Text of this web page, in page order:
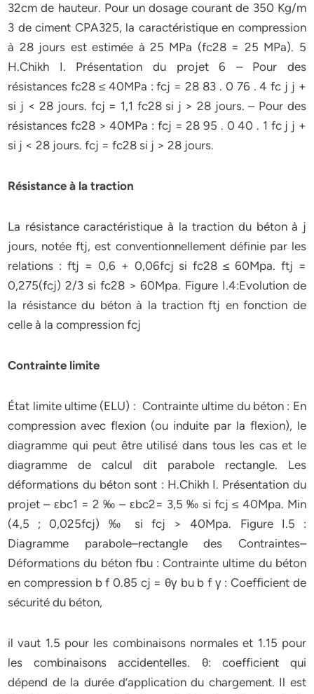
32cm de hauteur. Pour un dosage courant de 350 Kg/m
3 de ciment CPA325, la caractéristique en compression
à 28 jours est estimée à 25 MPa (fc28 = 25 MPa). 5
H.Chikh I. Présentation du projet 6 – Pour des
résistances fc28 ≤ 40MPa : fcj = 28 83 . 0 76 . 4 fc j j +
si j < 28 jours. fcj = 1,1 fc28 si j > 28 jours. – Pour des
résistances fc28 > 40MPa : fcj = 28 95 . 0 40 . 1 fc j j +
si j < 28 jours. fcj = fc28 si j > 28 jours.
Résistance à la traction
La résistance caractéristique à la traction du béton à j
jours, notée ftj, est conventionnellement définie par les
relations : ftj = 0,6 + 0,06fcj si fc28 ≤ 60Mpa. ftj =
0,275(fcj) 2/3 si fc28 > 60Mpa. Figure I.4:Evolution de
la résistance du béton à la traction ftj en fonction de
celle à la compression fcj
Contrainte limite
État limite ultime (ELU) : Contrainte ultime du béton : En
compression avec flexion (ou induite par la flexion), le
diagramme qui peut être utilisé dans tous les cas et le
diagramme de calcul dit parabole rectangle. Les
déformations du béton sont : H.Chikh I. Présentation du
projet – εbc1 = 2 ‰ – εbc2= 3,5 ‰ si fcj ≤ 40Mpa. Min
(4,5 ; 0,025fcj) ‰ si fcj > 40Mpa. Figure I.5 :
Diagramme parabole–rectangle des Contraintes–
Déformations du béton fbu : Contrainte ultime du béton
en compression b f 0.85 cj = θγ bu b f γ : Coefficient de
sécurité du béton,
il vaut 1.5 pour les combinaisons normales et 1.15 pour
les combinaisons accidentelles. θ: coefficient qui
dépend de la durée d’application du chargement. Il est